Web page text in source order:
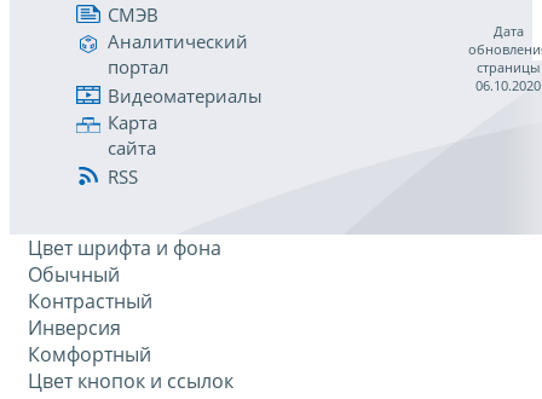
СМЭВ
Аналитический
портал
Видеоматериалы
Карта
сайта
RSS
Дата
страницы
06.10.2020
Цвет шрифта и фона
Обычный
Контрастный
Инверсия
Комфортный
Цвет кнопок и ссылок